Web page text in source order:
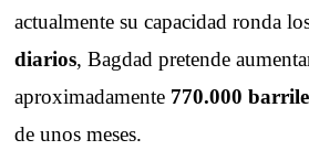
actualmente su capacidad ronda
diarios, Bagdad pretende
aproximadamente 770.000
de unos meses.